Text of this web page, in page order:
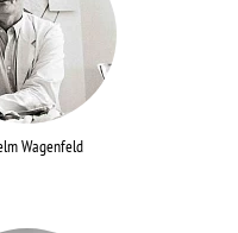
Wagenfeld